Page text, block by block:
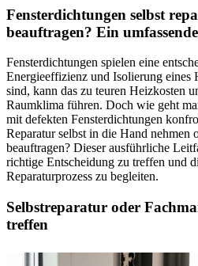
Fensterdichtungen selbst
beauftragen? Ein
Fensterdichtungen spielen eine
Energieeffizienz und Isolierung eines
sind, kann das zu teuren Heizkosten
Raumklima führen. Doch wie geht
mit defekten Fensterdichtungen
Reparatur selbst in die Hand nehmen
beauftragen? Dieser ausführliche
richtige Entscheidung zu treffen und
Reparaturprozess zu begleiten.
Selbstreparatur oder
treffen